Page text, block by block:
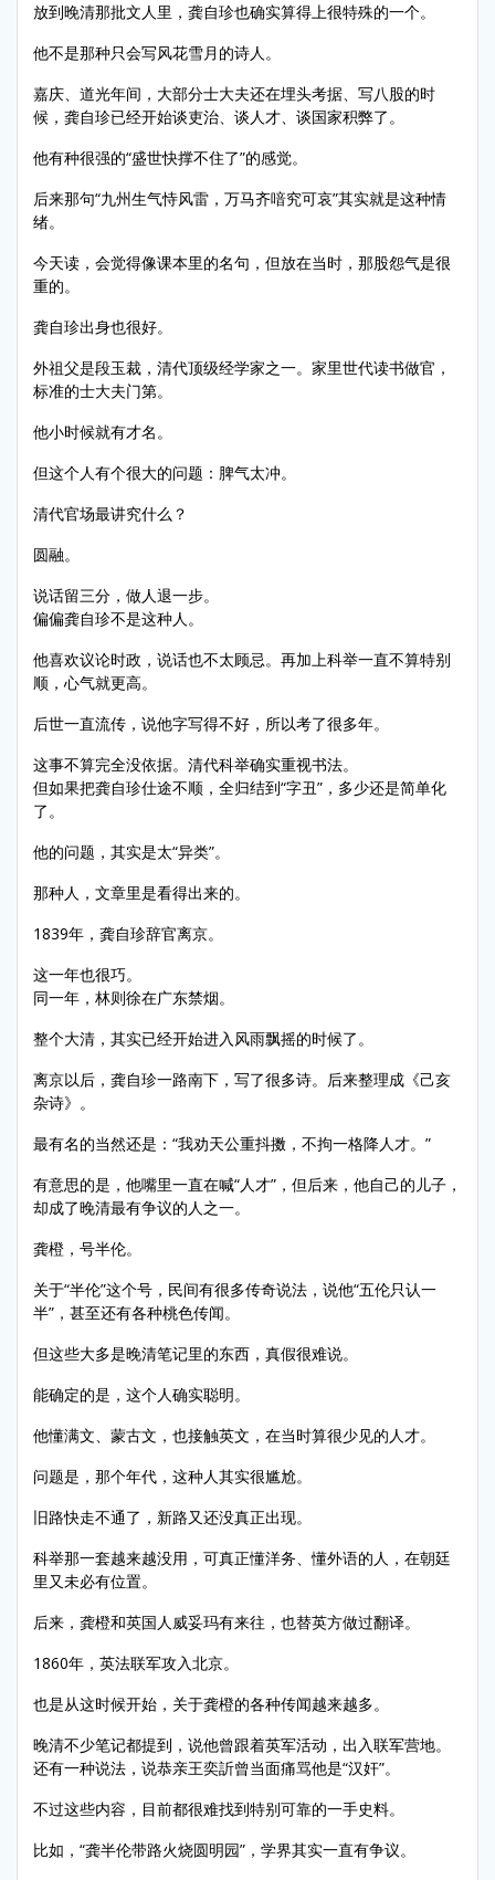
放到晚清那批文人里，龚自珍也确实算得上很特殊的一个。
他不是那种只会写风花雪月的诗人。
嘉庆、道光年间，大部分士大夫还在埋头考据、写八股的时
候，龚自珍已经开始谈吏治、谈人才、谈国家积弊了。
他有种很强的“盛世快撑不住了”的感觉。
后来那句“九州生气恃风雷，万马齐喑究可哀”其实就是这种情
绪。
今天读，会觉得像课本里的名句，但放在当时，那股怨气是很
重的。
龚自珍出身也很好。
外祖父是段玉裁，清代顶级经学家之一。家里世代读书做官，
标准的士大夫门第。
他小时候就有才名。
但这个人有个很大的问题：脾气太冲。
清代官场最讲究什么？
圆融。
说话留三分，做人退一步。
偏偏龚自珍不是这种人。
他喜欢议论时政，说话也不太顾忌。再加上科举一直不算特别
顺，心气就更高。
后世一直流传，说他字写得不好，所以考了很多年。
这事不算完全没依据。清代科举确实重视书法。
但如果把龚自珍仕途不顺，全归结到“字丑”，多少还是简单化
了。
他的问题，其实是太“异类”。
那种人，文章里是看得出来的。
1839年，龚自珍辞官离京。
这一年也很巧。
同一年，林则徐在广东禁烟。
整个大清，其实已经开始进入风雨飘摇的时候了。
离京以后，龚自珍一路南下，写了很多诗。后来整理成《己亥
杂诗》。
最有名的当然还是：“我劝天公重抖擞，不拘一格降人才。”
有意思的是，他嘴里一直在喊“人才”，但后来，他自己的儿子，
却成了晚清最有争议的人之一。
龚橙，号半伦。
关于“半伦”这个号，民间有很多传奇说法，说他“五伦只认一
半”，甚至还有各种桃色传闻。
但这些大多是晚清笔记里的东西，真假很难说。
能确定的是，这个人确实聪明。
他懂满文、蒙古文，也接触英文，在当时算很少见的人才。
问题是，那个年代，这种人其实很尴尬。
旧路快走不通了，新路又还没真正出现。
科举那一套越来越没用，可真正懂洋务、懂外语的人，在朝廷
里又未必有位置。
后来，龚橙和英国人威妥玛有来往，也替英方做过翻译。
1860年，英法联军攻入北京。
也是从这时候开始，关于龚橙的各种传闻越来越多。
晚清不少笔记都提到，说他曾跟着英军活动，出入联军营地。
还有一种说法，说恭亲王奕訢曾当面痛骂他是“汉奸”。
不过这些内容，目前都很难找到特别可靠的一手史料。
比如，“龚半伦带路火烧圆明园”，学界其实一直有争议。